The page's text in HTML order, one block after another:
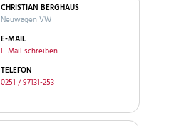
CHRISTIAN BERGHAUS
Neuwagen VW
E-MAIL
E-Mail schreiben
TELEFON
0251 / 97131-253